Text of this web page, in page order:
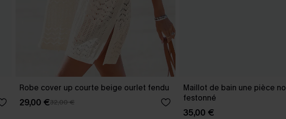
Robe cover up courte beige ourlet fendu
29,00 €32,00 €
Maillot de bain une pièce
festonné
35,00 €